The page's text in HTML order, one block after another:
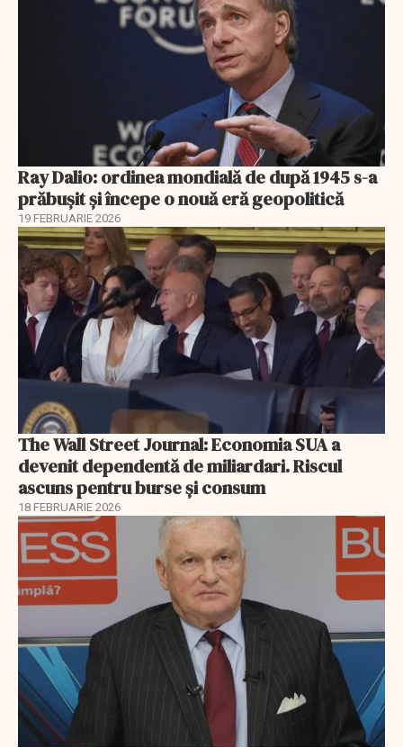
Ray Dalio: ordinea mondială de după 1945 s-a
prăbușit și începe o nouă eră geopolitică
19 FEBRUARIE 2026
The Wall Street Journal: Economia SUA a
devenit dependentă de miliardari. Riscul
ascuns pentru burse și consum
18 FEBRUARIE 2026
EXCLUSIV